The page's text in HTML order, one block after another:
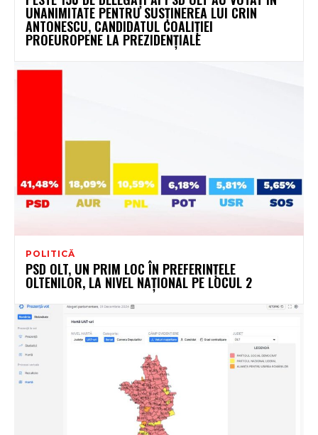
UNANIMITATE PENTRU SUSȚINEREA LUI CRIN
ANTONESCU, CANDIDATUL COALIȚIEI
PROEUROPENE LA PREZIDENȚIALE
POLITICĂ
PSD OLT, UN PRIM LOC ÎN PREFERINȚELE
OLTENILOR, LA NIVEL NAȚIONAL PE LOCUL 2